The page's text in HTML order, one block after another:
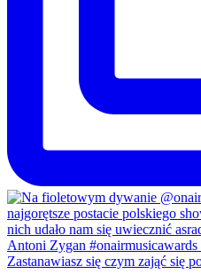
Zastanawiasz się czym zająć się